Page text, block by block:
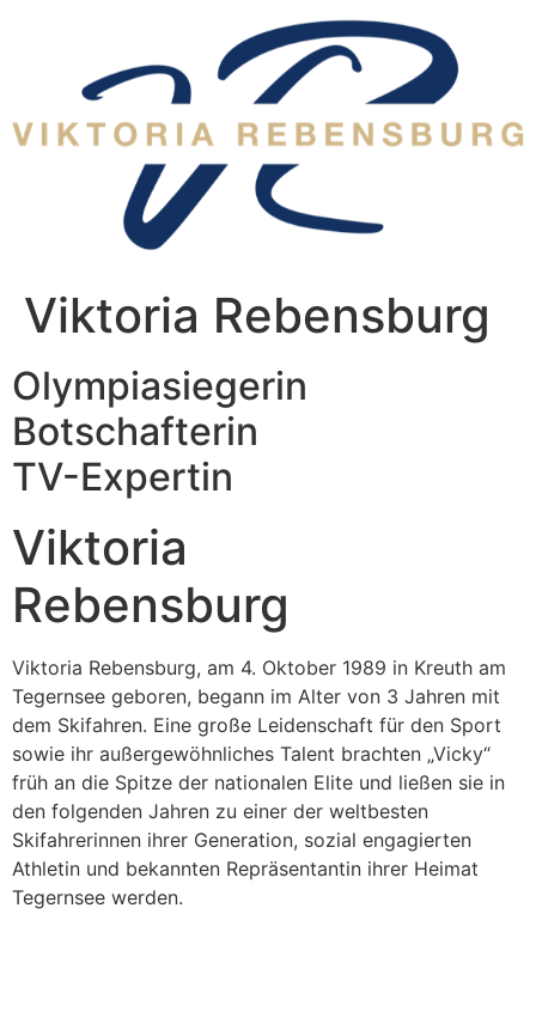
Viktoria Rebensburg
Olympiasiegerin
Botschafterin
TV-Expertin
Viktoria
Rebensburg
Viktoria Rebensburg, am 4. Oktober 1989 in Kreuth am
Tegernsee geboren, begann im Alter von 3 Jahren mit
dem Skifahren. Eine große Leidenschaft für den Sport
sowie ihr außergewöhnliches Talent brachten „Vicky“
früh an die Spitze der nationalen Elite und ließen sie in
den folgenden Jahren zu einer der weltbesten
Skifahrerinnen ihrer Generation, sozial engagierten
Athletin und bekannten Repräsentantin ihrer Heimat
Tegernsee werden.